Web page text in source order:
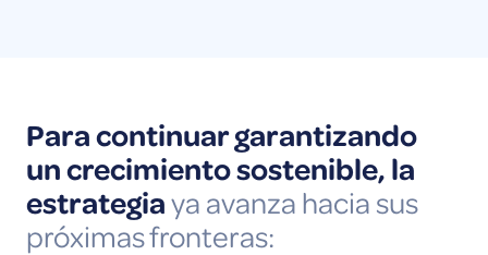
Para continuar garantizando
un crecimiento sostenible, la
estrategiaya avanza hacia sus
próximas fronteras: